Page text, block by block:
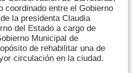
coordinado entre el Gobierno
la presidenta Claudia
del Estado a cargo de
Municipal de
de rehabilitar una de
circulación en la ciudad.